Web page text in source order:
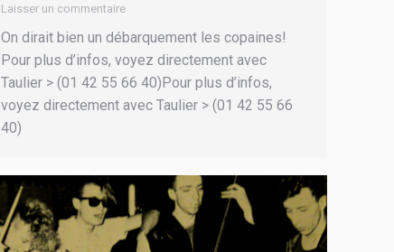
Laisser un commentaire
On dirait bien un débarquement les copaines!
Pour plus d’infos, voyez directement avec
Taulier > (01 42 55 66 40)Pour plus d’infos,
voyez directement avec Taulier > (01 42 55 66
40)